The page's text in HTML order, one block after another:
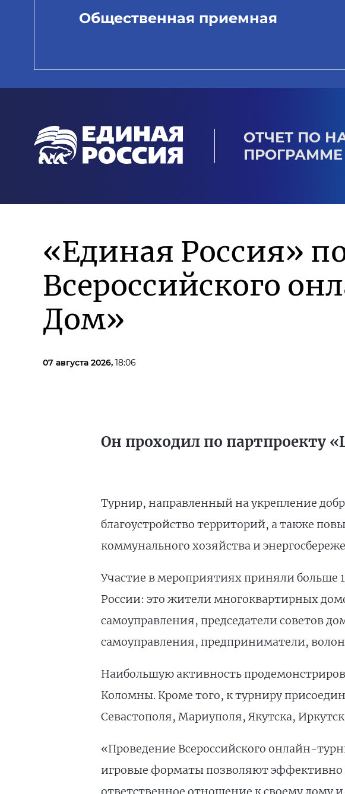
Общественная приемная
ОТЧЕТ ПО
ПРОГРАММЕ
«Единая Россия»
Всероссийского
Дом»
07 августа 2026, 18:06
Он проходил по партпроекту
Турнир, направленный на укрепление
благоустройство территорий, а также
коммунального хозяйства и
Участие в мероприятиях приняли больше
России: это жители многоквартирных
самоуправления, председатели советов
самоуправления, предприниматели,
Наибольшую активность
Коломны. Кроме того, к турниру
Севастополя, Мариуполя, Якутска,
«Проведение Всероссийского онлайн-
игровые форматы позволяют эффективно